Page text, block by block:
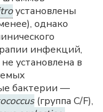
установлены
однако
инфекций,
установлена в
бактерии —
(группа C/F),